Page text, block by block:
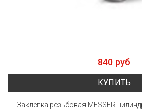
840 руб
КУПИТЬ
Заклепка резьбовая MESSER